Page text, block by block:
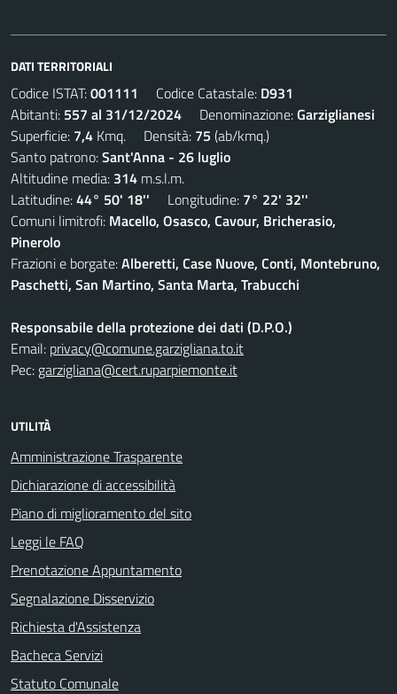
DATI TERRITORIALI
Codice ISTAT:001111 Codice Catastale: D931
Abitanti: 557 al 31/12/2024 Denominazione:Garziglianesi
Superficie: 7,4 Kmq. Densità: 75 (ab/kmq.)
Santo patrono:Sant'Anna - 26 luglio
Altitudine media: 314 m.s.l.m.
Latitudine:44° 50' 18'' Longitudine: 7° 22' 32''
Comuni limitrofi: Macello, Osasco, Cavour, Bricherasio,
Pinerolo
Frazioni e borgate:Alberetti, Case Nuove, Conti, Montebruno,
Paschetti, San Martino, Santa Marta, Trabucchi
Responsabile della protezione dei dati (D.P.O.)
Email: privacy@comune.garzigliana.to.it
Pec: garzigliana@cert.ruparpiemonte.it
UTILITÀ
Amministrazione Trasparente
Dichiarazione di accessibilità
Piano di miglioramento del sito
Leggi le FAQ
Prenotazione Appuntamento
Segnalazione Disservizio
Richiesta d'Assistenza
Bacheca Servizi
Statuto Comunale